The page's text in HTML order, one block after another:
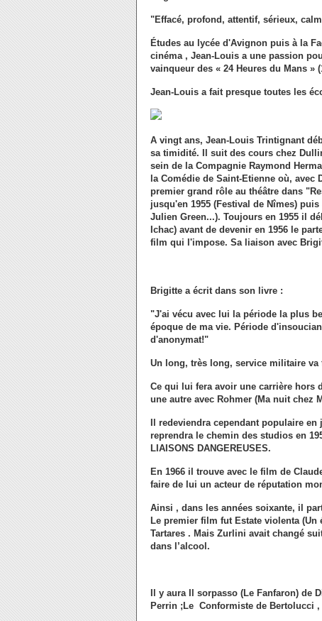
"Effacé, profond, attentif, sérieux,
Études au lycée d'Avignon puis à la
cinéma , Jean-Louis a une passion
vainqueur des « 24 Heures du Mans »
Jean-Louis a fait presque toutes les
A vingt ans, Jean-Louis Trintignant
sa timidité. Il suit des cours chez
sein de la Compagnie Raymond
la Comédie de Saint-Etienne où,
premier grand rôle au théâtre dans
jus­qu'en 1955 (Festival de Nîmes)
Julien Green...). Toujours en 1955 il
Ichac) avant de devenir en 1956 le
film qui l'impose. Sa liaison avec
Brigitte a écrit dans son livre :
"J'ai vécu avec lui la période la plus
époque de ma vie. Période
d'anonymat!"
Un long, très long, service militaire
Ce qui lui fera avoir une carrière
une autre avec Rohmer (Ma nuit chez
Il redeviendra cependant populaire
reprendra le chemin des studios en
LIAISONS DANGEREUSES.
En 1966 il trouve avec le film de
faire de lui un acteur de réputation
Ainsi , dans les années soixante, il
Le premier film fut Estate violenta
Tartares . Mais Zurlini avait changé
dans l’alcool.
Il y aura Il sorpasso (Le Fanfaron) de
Perrin ;Le Conformiste de Bertolucci